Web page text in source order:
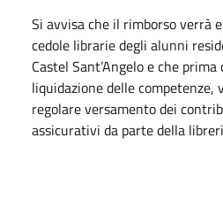
Si avvisa che il rimborso verrà
cedole librarie degli alunni
Castel Sant’Angelo e che
liquidazione delle
regolare versamento dei
assicurativi da parte della